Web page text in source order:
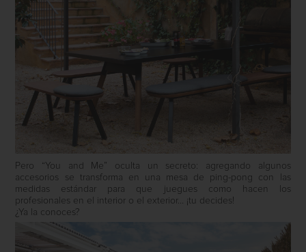
Pero “You and Me” oculta un secreto: agregando algunos
accesorios se transforma en una mesa de ping-pong con las
medidas estándar para que juegues como hacen los
profesionales en el interior o el exterior… ¡tu decides!
¿Ya la conoces?